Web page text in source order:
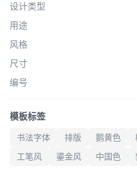
设计类型
用途
风格
尺寸
编号
模板标签
书法字体 排版 鹅黄色
工笔风
鎏金风 中国色